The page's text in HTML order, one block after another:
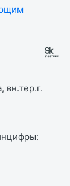
вн.тер.г.